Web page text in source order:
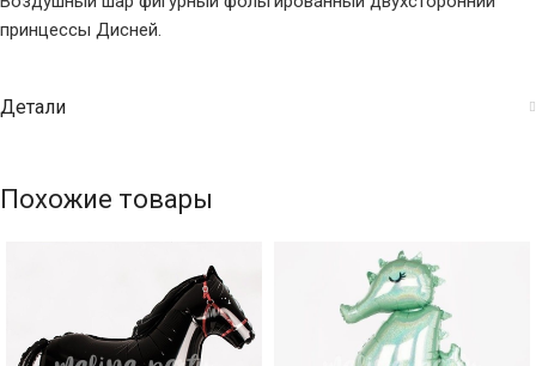
принцессы Дисней.
Детали
Похожие товары